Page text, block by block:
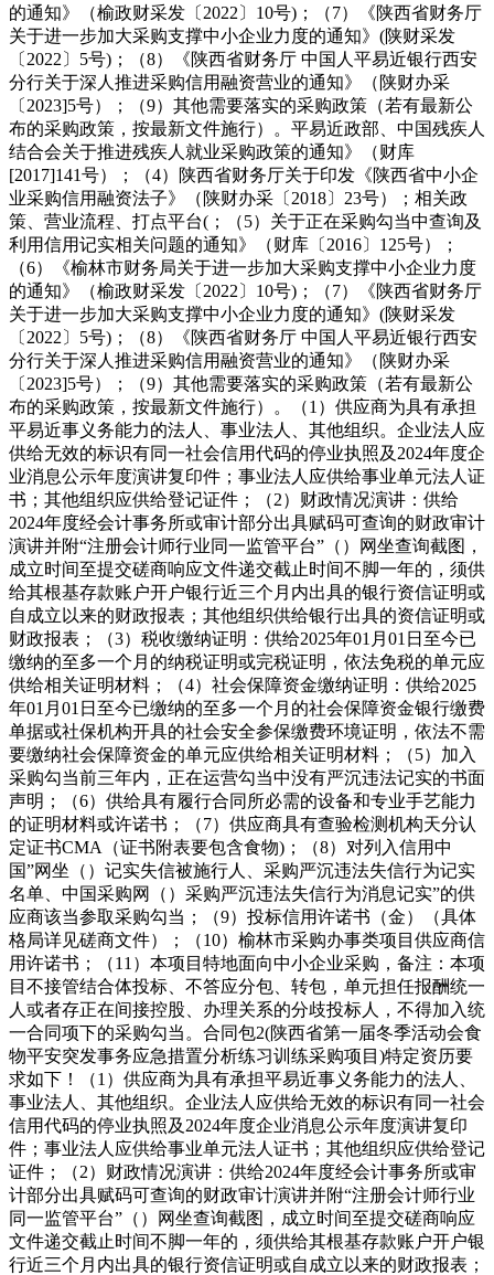
的通知》（榆政财采发〔2022〕10号)；（7）《陕西省财务厅
关于进一步加大采购支撑中小企业力度的通知》(陕财采发
〔2022〕5号)；（8）《陕西省财务厅 中国人平易近银行西安
分行关于深人推进采购信用融资营业的通知》（陕财办采
〔2023]5号）；（9）其他需要落实的采购政策（若有最新公
布的采购政策，按最新文件施行）。平易近政部、中国残疾人
结合会关于推进残疾人就业采购政策的通知》（财库
[2017]141号）；（4）陕西省财务厅关于印发《陕西省中小企
业采购信用融资法子》（陕财办采〔2018〕23号）；相关政
策、营业流程、打点平台(；（5）关于正在采购勾当中查询及
利用信用记实相关问题的通知》（财库〔2016〕125号）；
（6）《榆林市财务局关于进一步加大采购支撑中小企业力度
的通知》（榆政财采发〔2022〕10号)；（7）《陕西省财务厅
关于进一步加大采购支撑中小企业力度的通知》(陕财采发
〔2022〕5号)；（8）《陕西省财务厅 中国人平易近银行西安
分行关于深人推进采购信用融资营业的通知》（陕财办采
〔2023]5号）；（9）其他需要落实的采购政策（若有最新公
布的采购政策，按最新文件施行）。（1）供应商为具有承担
平易近事义务能力的法人、事业法人、其他组织。企业法人应
供给无效的标识有同一社会信用代码的停业执照及2024年度企
业消息公示年度演讲复印件；事业法人应供给事业单元法人证
书；其他组织应供给登记证件；（2）财政情况演讲：供给
2024年度经会计事务所或审计部分出具赋码可查询的财政审计
演讲并附“注册会计师行业同一监管平台”（）网坐查询截图，
成立时间至提交磋商响应文件递交截止时间不脚一年的，须供
给其根基存款账户开户银行近三个月内出具的银行资信证明或
自成立以来的财政报表；其他组织供给银行出具的资信证明或
财政报表；（3）税收缴纳证明：供给2025年01月01日至今已
缴纳的至多一个月的纳税证明或完税证明，依法免税的单元应
供给相关证明材料；（4）社会保障资金缴纳证明：供给2025
年01月01日至今已缴纳的至多一个月的社会保障资金银行缴费
单据或社保机构开具的社会安全参保缴费环境证明，依法不需
要缴纳社会保障资金的单元应供给相关证明材料；（5）加入
采购勾当前三年内，正在运营勾当中没有严沉违法记实的书面
声明；（6）供给具有履行合同所必需的设备和专业手艺能力
的证明材料或许诺书；（7）供应商具有查验检测机构天分认
定证书CMA（证书附表要包含食物)；（8）对列入信用中
国”网坐（）记实失信被施行人、采购严沉违法失信行为记实
名单、中国采购网（）采购严沉违法失信行为消息记实”的供
应商该当参取采购勾当；（9）投标信用许诺书（金）（具体
格局详见磋商文件）；（10）榆林市采购办事类项目供应商信
用许诺书；（11）本项目特地面向中小企业采购，备注：本项
目不接管结合体投标、不答应分包、转包，单元担任报酬统一
人或者存正在间接控股、办理关系的分歧投标人，不得加入统
一合同项下的采购勾当。合同包2(陕西省第一届冬季活动会食
物平安突发事务应急措置分析练习训练采购项目)特定资历要
求如下！（1）供应商为具有承担平易近事义务能力的法人、
事业法人、其他组织。企业法人应供给无效的标识有同一社会
信用代码的停业执照及2024年度企业消息公示年度演讲复印
件；事业法人应供给事业单元法人证书；其他组织应供给登记
证件；（2）财政情况演讲：供给2024年度经会计事务所或审
计部分出具赋码可查询的财政审计演讲并附“注册会计师行业
同一监管平台”（）网坐查询截图，成立时间至提交磋商响应
文件递交截止时间不脚一年的，须供给其根基存款账户开户银
行近三个月内出具的银行资信证明或自成立以来的财政报表；